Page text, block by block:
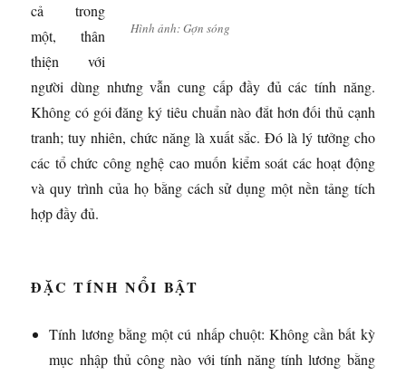
Hình ảnh: Gợn sóng
cả trong
một, thân
thiện với
người dùng nhưng vẫn cung cấp đầy đủ các tính năng.
Không có gói đăng ký tiêu chuẩn nào đắt hơn đối thủ cạnh
tranh; tuy nhiên, chức năng là xuất sắc. Đó là lý tưởng cho
các tổ chức công nghệ cao muốn kiểm soát các hoạt động
và quy trình của họ bằng cách sử dụng một nền tảng tích
hợp đầy đủ.
ĐẶC TÍNH NỔI BẬT
Tính lương bằng một cú nhấp chuột: Không cần bất kỳ
mục nhập thủ công nào với tính năng tính lương bằng